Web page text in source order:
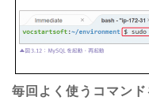
毎回よく使うコマンド